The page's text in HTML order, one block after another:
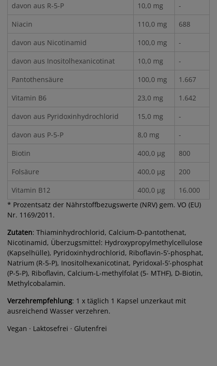
davon aus R-5-P
10,0 mg
-
Niacin
110,0 mg
688
davon aus Nicotinamid
100,0 mg
-
davon aus Inositolhexanicotinat
10,0 mg
-
Pantothensäure
100,0 mg
1.667
Vitamin B6
23,0 mg
1.642
davon aus Pyridoxinhydrochlorid
15,0 mg
-
davon aus P-5-P
8,0 mg
-
Biotin
400,0 µg
800
Folsäure
400,0 µg
200
Vitamin B12
400,0 µg
16.000
* Prozentsatz der Nährstoffbezugswerte (NRV) gem. VO (EU)
Nr. 1169/2011.
Zutaten: Thiaminhydrochlorid, Calcium-D-pantothenat,
Nicotinamid, Überzugsmittel: Hydroxypropylmethylcellulose
(Kapselhülle), Pyridoxinhydrochlorid, Riboflavin-5‘-phosphat,
Natrium (R-5-P), Inositolhexanicotinat, Pyridoxal-5‘-phosphat
(P-5-P), Riboflavin, Calcium-L-methylfolat (5- MTHF), D-Biotin,
Methylcobalamin.
Verzehrempfehlung: 1 x täglich 1 Kapsel unzerkaut mit
ausreichend Wasser verzehren.
Vegan · Laktosefrei · Glutenfrei